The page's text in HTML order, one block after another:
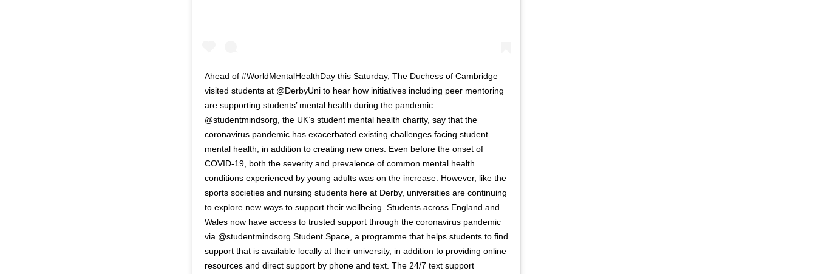
Ahead of #WorldMentalHealthDay this Saturday, The Duchess of Cambridge
visited students at @DerbyUni to hear how initiatives including peer mentoring
are supporting students’ mental health during the pandemic.
@studentmindsorg, the UK’s student mental health charity, say that the
coronavirus pandemic has exacerbated existing challenges facing student
mental health, in addition to creating new ones. Even before the onset of
COVID-19, both the severity and prevalence of common mental health
conditions experienced by young adults was on the increase. However, like the
sports societies and nursing students here at Derby, universities are continuing
to explore new ways to support their wellbeing. Students across England and
Wales now have access to trusted support through the coronavirus pandemic
via @studentmindsorg Student Space, a programme that helps students to find
support that is available locally at their university, in addition to providing online
resources and direct support by phone and text. The 24/7 text support